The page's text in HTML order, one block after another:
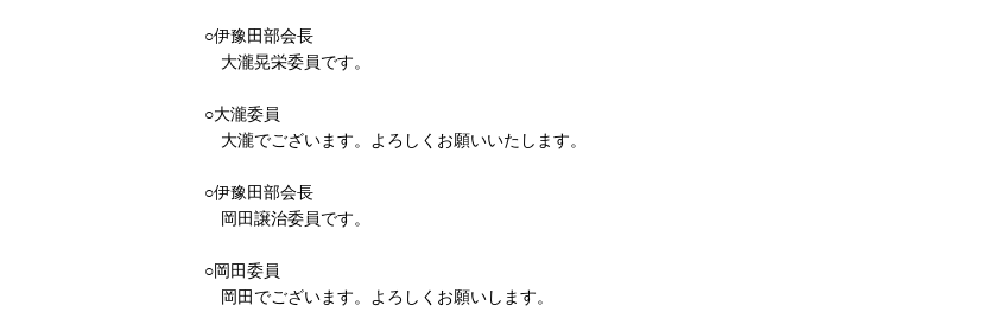
○伊豫田部会長
大瀧晃栄委員です。
○大瀧委員
大瀧でございます。よろしくお願いいたします。
○伊豫田部会長
岡田譲治委員です。
○岡田委員
岡田でございます。よろしくお願いします。